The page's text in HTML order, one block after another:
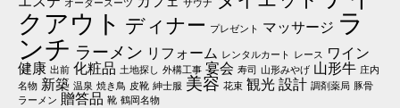
オーダースーツ サウナ
クアウト ディナー プレゼント マッサージ ラ
ンチ ラーメン リフォーム レンタルカート レース
ワイン
健康 出前 化粧品 土地探し 外構工事 宴会 寿司 山形みやげ 山形牛 庄内
名物 新築 温泉 焼き鳥 皮靴 紳士服 美容 花束 観光 設計 調剤薬局 豚骨
ラーメン 贈答品 靴 鶴岡名物